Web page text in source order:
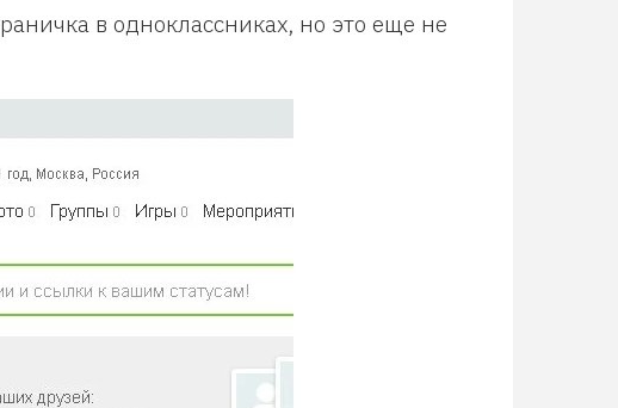
в одноклассниках, но это еще не